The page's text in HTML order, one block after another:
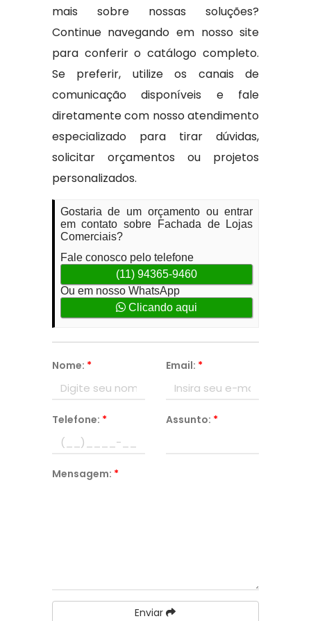
mais sobre nossas soluções?
Continue navegando em nosso site
para conferir o catálogo completo.
Se preferir, utilize os canais de
comunicação disponíveis e fale
diretamente com nosso atendimento
especializado para tirar dúvidas,
solicitar orçamentos ou projetos
personalizados.
Gostaria de um orçamento ou entrar
em contato sobre Fachada de Lojas
Comerciais?
Fale conosco pelo telefone
(11) 94365-9460
Ou em nosso WhatsApp
Clicando aqui
Nome: * Email: *
Telefone: * Assunto: *
Mensagem: *
Enviar